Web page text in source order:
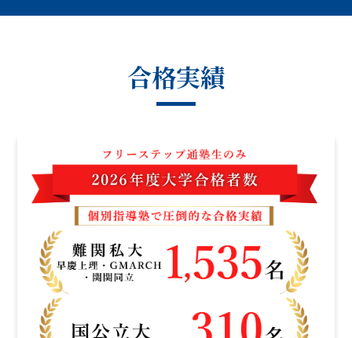
合格実績